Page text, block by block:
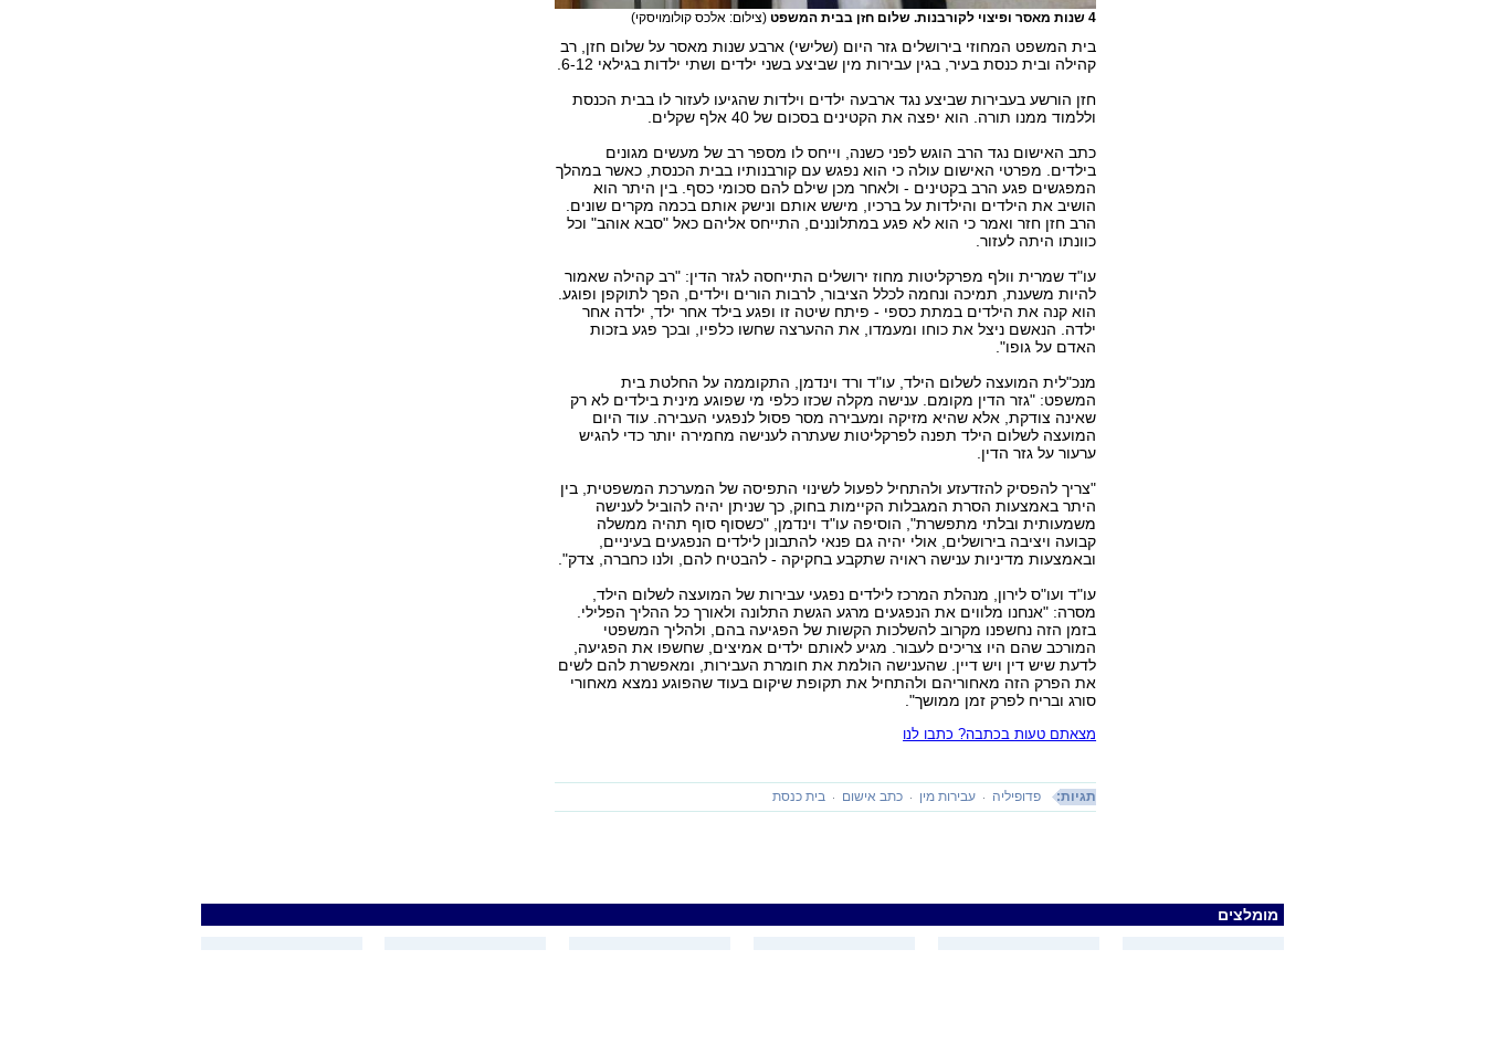
4 שנות מאסר ופיצוי לקורבנות. שלום חזן בבית המשפט (צילום: אלכס קולומויסקי)
בית המשפט המחוזי בירושלים גזר היום (שלישי) ארבע שנות מאסר על שלום חזן, רב
קהילה ובית כנסת בעיר, בגין עבירות מין שביצע בשני ילדים ושתי ילדות בגילאי 6-12.
חזן הורשע בעבירות שביצע נגד ארבעה ילדים וילדות שהגיעו לעזור לו בבית הכנסת
וללמוד ממנו תורה. הוא יפצה את הקטינים בסכום של 40 אלף שקלים.
כתב האישום נגד הרב הוגש לפני כשנה, וייחס לו מספר רב של מעשים מגונים
בילדים. מפרטי האישום עולה כי הוא נפגש עם קורבנותיו בבית הכנסת, כאשר במהלך
המפגשים פגע הרב בקטינים - ולאחר מכן שילם להם סכומי כסף. בין היתר הוא
הושיב את הילדים והילדות על ברכיו, מישש אותם ונישק אותם בכמה מקרים שונים.
הרב חזן חזר ואמר כי הוא לא פגע במתלוננים, התייחס אליהם כאל "סבא אוהב" וכל
כוונתו היתה לעזור.
עו"ד שמרית וולף מפרקליטות מחוז ירושלים התייחסה לגזר הדין: "רב קהילה שאמור
להיות משענת, תמיכה ונחמה לכלל הציבור, לרבות הורים וילדים, הפך לתוקפן ופוגע.
הוא קנה את הילדים במתת כספי - פיתח שיטה זו ופגע בילד אחר ילד, ילדה אחר
ילדה. הנאשם ניצל את כוחו ומעמדו, את ההערצה שחשו כלפיו, ובכך פגע בזכות
האדם על גופו".
מנכ"לית המועצה לשלום הילד, עו"ד ורד וינדמן, התקוממה על החלטת בית
המשפט: "גזר הדין מקומם. ענישה מקלה שכזו כלפי מי שפוגע מינית בילדים לא רק
שאינה צודקת, אלא שהיא מזיקה ומעבירה מסר פסול לנפגעי העבירה. עוד היום
המועצה לשלום הילד תפנה לפרקליטות שעתרה לענישה מחמירה יותר כדי להגיש
ערעור על גזר הדין.
"צריך להפסיק להזדעזע ולהתחיל לפעול לשינוי התפיסה של המערכת המשפטית, בין
היתר באמצעות הסרת המגבלות הקיימות בחוק, כך שניתן יהיה להוביל לענישה
משמעותית ובלתי מתפשרת", הוסיפה עו"ד וינדמן, "כשסוף סוף תהיה ממשלה
קבועה ויציבה בירושלים, אולי יהיה גם פנאי להתבונן לילדים הנפגעים בעיניים,
ובאמצעות מדיניות ענישה ראויה שתקבע בחקיקה - להבטיח להם, ולנו כחברה, צדק".
עו"ד ועו"ס לירון, מנהלת המרכז לילדים נפגעי עבירות של המועצה לשלום הילד,
מסרה: "אנחנו מלווים את הנפגעים מרגע הגשת התלונה ולאורך כל ההליך הפלילי.
בזמן הזה נחשפנו מקרוב להשלכות הקשות של הפגיעה בהם, ולהליך המשפטי
המורכב שהם היו צריכים לעבור. מגיע לאותם ילדים אמיצים, שחשפו את הפגיעה,
לדעת שיש דין ויש דיין. שהענישה הולמת את חומרת העבירות, ומאפשרת להם לשים
את הפרק הזה מאחוריהם ולהתחיל את תקופת שיקום בעוד שהפוגע נמצא מאחורי
סורג ובריח לפרק זמן ממושך".
מצאתם טעות בכתבה? כתבו לנו
תגיות: פדופיליה עבירות מין כתב אישום בית כנסת
מומלצים